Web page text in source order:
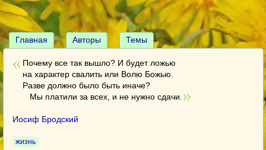
Главная Авторы Темы
Почему все так вышло? И будет ложью
на характер свалить или Волю Божью.
Разве должно было быть иначе?
Мы платили за всех, и не нужно сдачи.
Иосиф Бродский
жизнь